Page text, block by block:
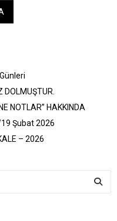
DOLMUŞTUR.
NOTLAR” HAKKINDA
Şubat 2026
– 2026